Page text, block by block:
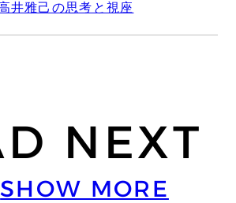
井雅己の思考と視座
NEXT
SHOW MORE